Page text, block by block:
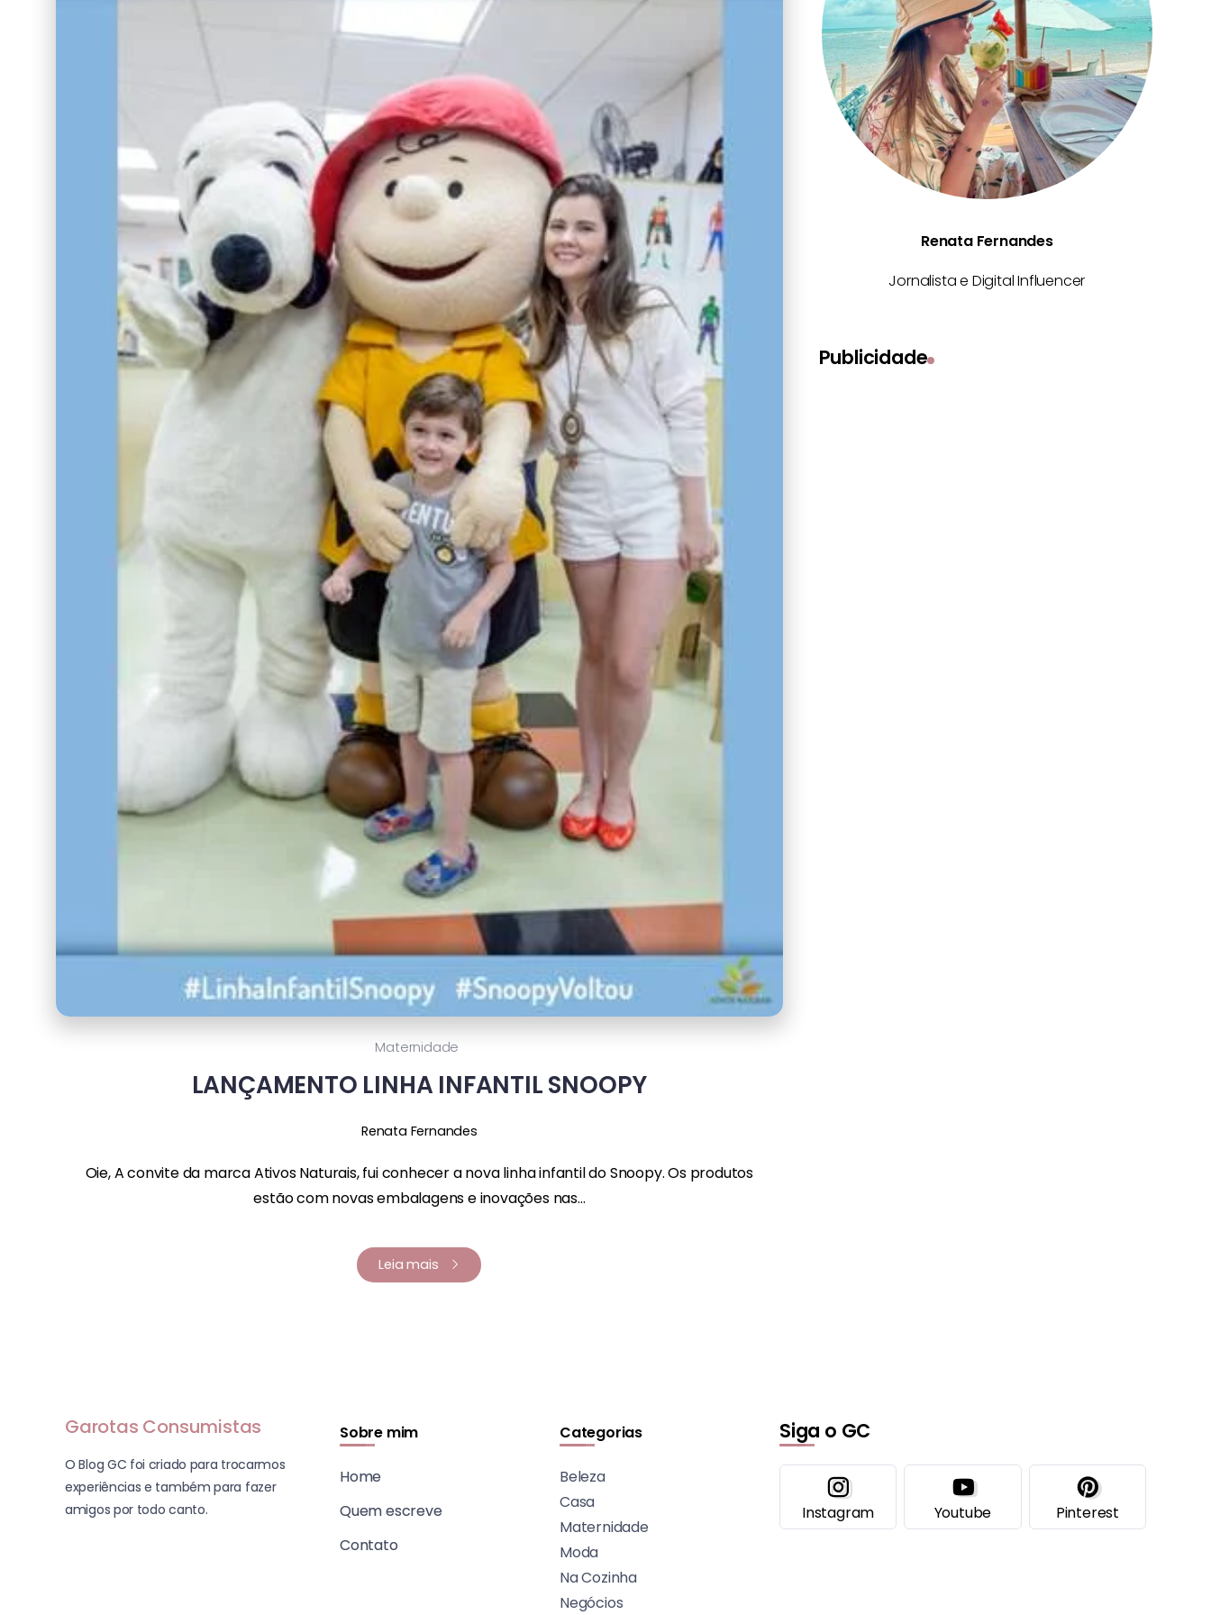
Maternidade
LANÇAMENTO LINHA INFANTIL SNOOPY
Renata Fernandes
Oie, A convite da marca Ativos Naturais, fui conhecer a nova linha infantil do Snoopy. Os produtos
estão com novas embalagens e inovações nas...
Leia mais
Renata Fernandes
Jornalista e Digital Influencer
Publicidade
Garotas Consumistas
O Blog GC foi criado para trocarmos
experiências e também para fazer
amigos por todo canto.
Sobre mim
Home
Quem escreve
Contato
Categorias
Beleza
Casa
Maternidade
Moda
Na Cozinha
Negócios
Siga o GC
Instagram Youtube Pinterest